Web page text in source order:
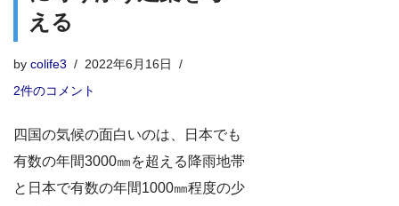
える
by colife3
2022年6月16日
2件のコメント
四国の気候の面白いのは、日本でも
有数の年間3000㎜を超える降雨地帯
と日本で有数の年間1000㎜程度の少